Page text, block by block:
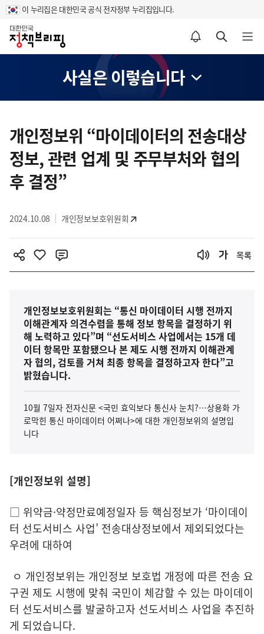
이 누리집은 대한민국 공식 전자정부 누리집입니다.
홈
알림설정 바로가기 검색 바로가기 메뉴 열기
사실은 이렇습니다
텐
츠
영
역
개인정보위 “마이데이터의 전송대상
정보, 관련 업계 및 주무부처와 협의
후 결정”
2024.10.08 개인정보보호위원회
목록
개인정보보호위원회는 “통신 마이데이터 시행 전까지
이해관계자 의견수렴을 통해 정보 항목을 결정하기 위
해 노력하고 있다”며 “선도서비스 사업에서는 15개 데
이터 항목만 포함됐으나 본 제도 시행 전까지 이해관계
자 협의, 검토를 거쳐 최종 항목을 결정하고자 한다”고
밝혔습니다.
10월 7일자 전자신문 <국민 효익보다 통신사 눈치?…상용화 가
로막힌 통신 마이데이터 어쩌나>에 대한 개인정보위의 설명입
니다
[개인정보위 설명]
□ 위약금·약정만료예정일자 등 핵심정보가 ‘마이데이
터 선도서비스 사업’ 전송대상정보에서 제외되었다는
우려에 대하여
ㅇ 개인정보위는 개인정보 보호법 개정에 따른 전송 요
구권 제도 시행에 맞춰 국민이 체감할 수 있는 마이데이
터 선도서비스를 발굴하고자 선도서비스 사업을 추진하
게 되었습니다.